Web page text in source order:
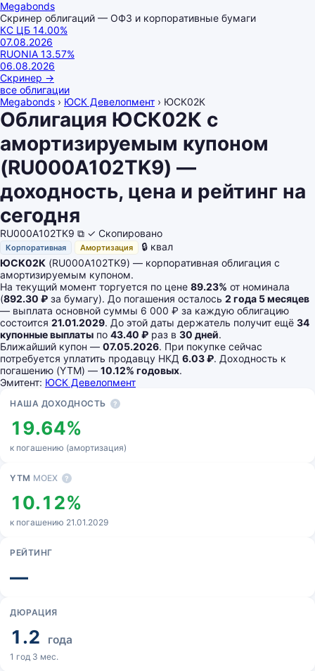
Megabonds
Скринер облигаций — ОФЗ и корпоративные бумаги
КС ЦБ 14.00%
07.08.2026
RUONIA 13.57%
06.08.2026
Скринер →
все облигации
Megabonds › ЮСК Девелопмент › ЮСК02К
Облигация ЮСК02К с
амортизируемым купоном
(RU000A102TK9) —
доходность, цена и рейтинг на
сегодня
RU000A102TK9 ⧉ ✓ Скопировано
Корпоративная Амортизация
🔒 квал
ЮСК02К (RU000A102TK9) — корпоративная облигация с
амортизируемым купоном.
На текущий момент торгуется по цене 89.23% от номинала
(892.30 ₽ за бумагу). До погашения осталось 2 года 5 месяцев
— выплата основной суммы 6 000 ₽ за каждую облигацию
состоится 21.01.2029. До этой даты держатель получит ещё 34
купонные выплаты по 43.40 ₽ раз в 30 дней.
Ближайший купон — 07.05.2026. При покупке сейчас
потребуется уплатить продавцу НКД 6.03 ₽. Доходность к
погашению (YTM) — 10.12% годовых.
Эмитент: ЮСК Девелопмент
Основные показатели
НАША ДОХОДНОСТЬ ?
19.64%
к погашению (амортизация)
YTM MOEX ?
10.12%
к погашению 21.01.2029
РЕЙТИНГ
—
ДЮРАЦИЯ
1.2 года
1 год 3 мес.